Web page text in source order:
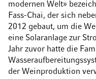
modernen Welt»
Fass-Chai, der sich
2012 gebaut, um die
eine Solaranlage zur
Jahr zuvor hatte die
der Weinproduktion